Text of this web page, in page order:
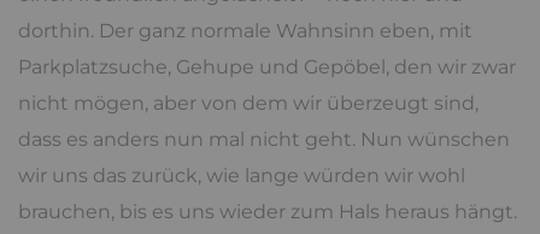
dorthin. Der ganz normale Wahnsinn eben, mit
Parkplatzsuche, Gehupe und Gepöbel, den wir zwar
nicht mögen, aber von dem wir überzeugt sind,
dass es anders nun mal nicht geht. Nun wünschen
wir uns das zurück, wie lange würden wir wohl
brauchen, bis es uns wieder zum Hals heraus hängt.